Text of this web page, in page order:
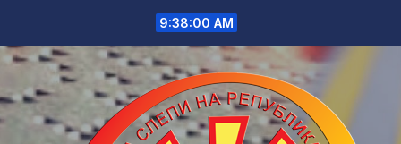
content
9:38:00 AM